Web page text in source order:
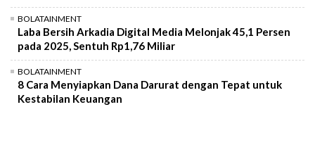
BOLATAINMENT
Laba Bersih Arkadia Digital Media Melonjak 45,1 Persen
pada 2025, Sentuh Rp1,76 Miliar
BOLATAINMENT
8 Cara Menyiapkan Dana Darurat dengan Tepat untuk
Kestabilan Keuangan